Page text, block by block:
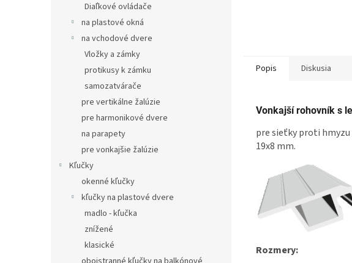
Diaľkové ovládače
na plastové okná
na vchodové dvere
Vložky a zámky
protikusy k zámku
samozatvárače
pre vertikálne žalúzie
pre harmonikové dvere
na parapety
pre vonkajšie žalúzie
Kľučky
okenné kľučky
kľučky na plastové dvere
madlo - kľučka
znížené
klasické
Popis Diskusia
Vonkajší rohovník s
pre sieťky proti hmyzu
19x8 mm.
Rozmery: